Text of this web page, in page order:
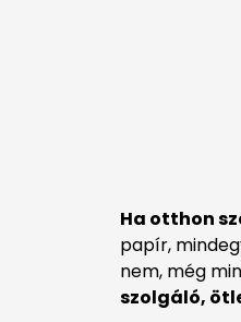
Ha otthon
papír,
nem, még
szolgáló,